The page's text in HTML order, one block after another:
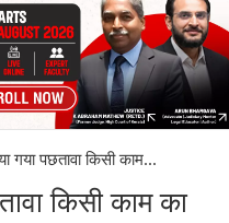
गया पछतावा किसी काम...
किसी काम का